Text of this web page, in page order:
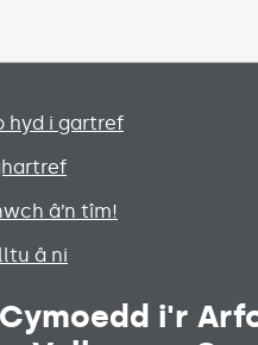
footer menu
hyd i gartref
â’n tîm!
â ni
Cymoedd i'r